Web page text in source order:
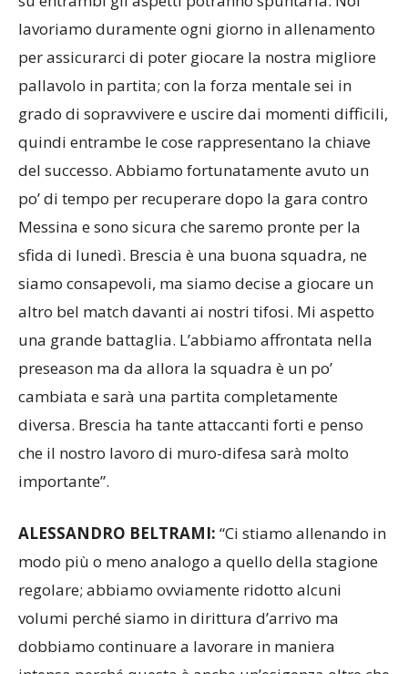
lavoriamo duramente ogni giorno in allenamento
per assicurarci di poter giocare la nostra migliore
pallavolo in partita; con la forza mentale sei in
grado di sopravvivere e uscire dai momenti difficili,
quindi entrambe le cose rappresentano la chiave
del successo. Abbiamo fortunatamente avuto un
po’ di tempo per recuperare dopo la gara contro
Messina e sono sicura che saremo pronte per la
sfida di lunedì. Brescia è una buona squadra, ne
siamo consapevoli, ma siamo decise a giocare un
altro bel match davanti ai nostri tifosi. Mi aspetto
una grande battaglia. L’abbiamo affrontata nella
preseason ma da allora la squadra è un po’
cambiata e sarà una partita completamente
diversa. Brescia ha tante attaccanti forti e penso
che il nostro lavoro di muro-difesa sarà molto
importante”.
modo più o meno analogo a quello della stagione
regolare; abbiamo ovviamente ridotto alcuni
volumi perché siamo in dirittura d’arrivo ma
dobbiamo continuare a lavorare in maniera
intensa perché questa è anche un’esigenza oltre che